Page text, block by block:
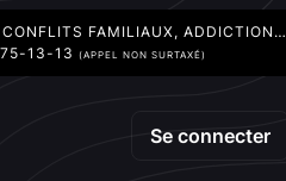
CONFLITS FAMILIAUX, ADDICTION…
13-13 (APPEL NON SURTAXÉ)
Se connecter